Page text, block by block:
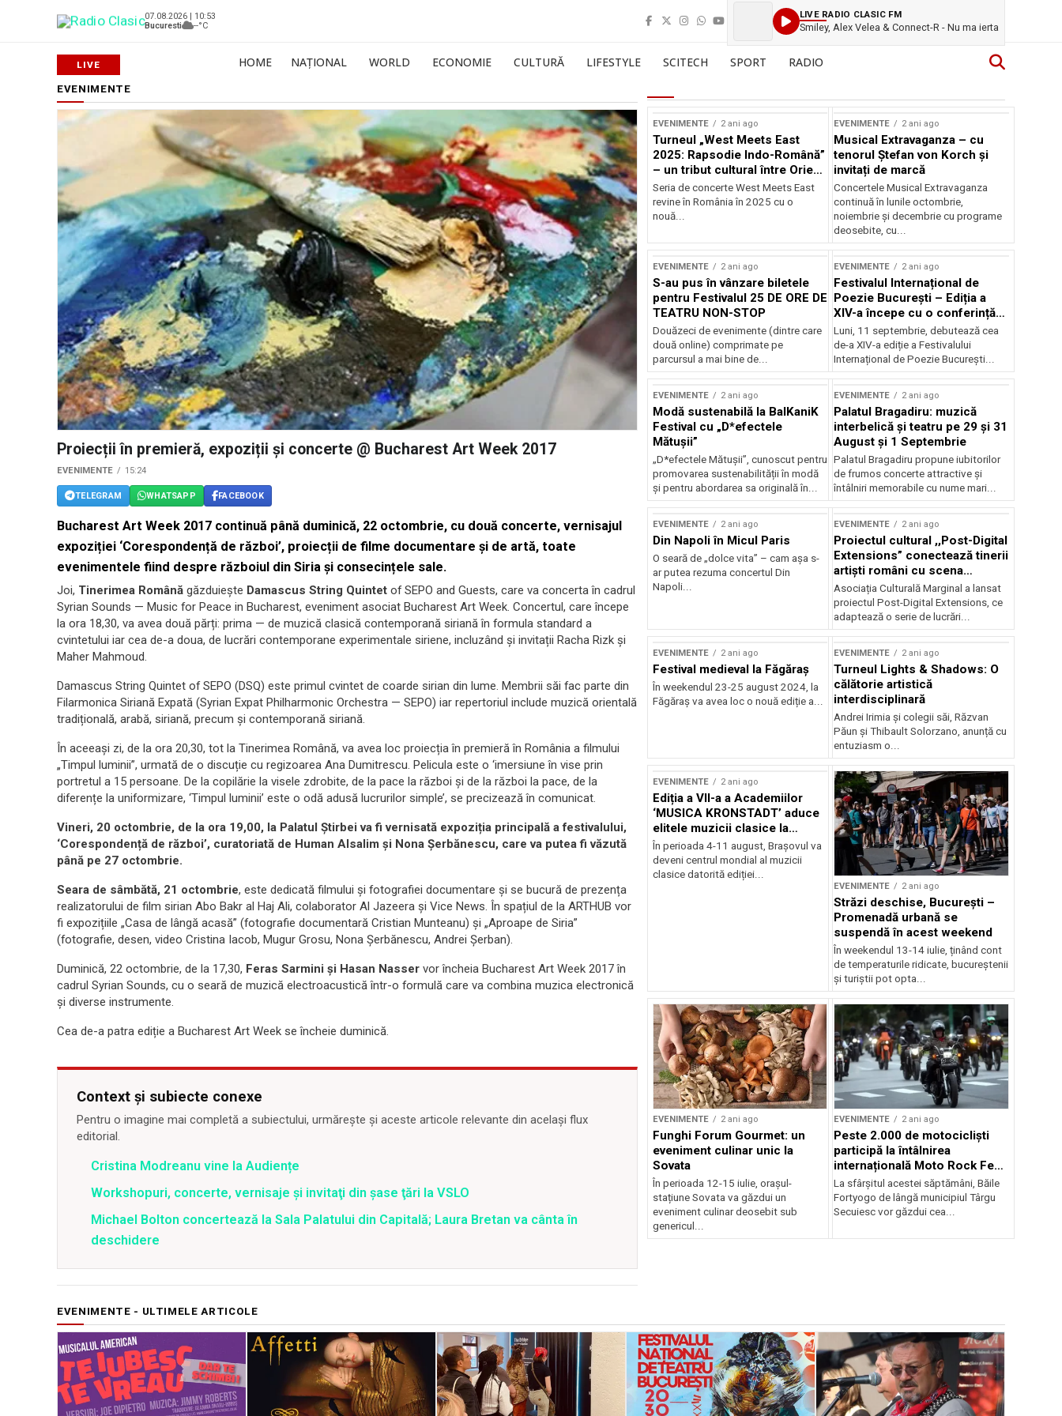
07.08.2026 | 10:53
Bucuresti
--°C
LIVE RADIO CLASIC FM
Smiley, Alex Velea & Connect-R - Nu ma ierta
HOME NAȚIONAL WORLD ECONOMIE CULTURĂ LIFESTYLE SCITECH SPORT RADIO
EVENIMENTE
Proiecții în premieră, expoziții și concerte @ Bucharest Art Week 2017
EVENIMENTE 15:24
TELEGRAM WHATSAPP FACEBOOK
Bucharest Art Week 2017 continuă până duminică, 22 octombrie, cu două concerte, vernisajul
expoziției ‘Corespondență de război’, proiecții de filme documentare și de artă, toate
evenimentele fiind despre războiul din Siria și consecințele sale.
Joi, Tinerimea Română găzduiește Damascus String Quintet of SEPO and Guests, care va concerta în cadrul
Syrian Sounds — Music for Peace in Bucharest, eveniment asociat Bucharest Art Week. Concertul, care începe
la ora 18,30, va avea două părți: prima — de muzică clasică contemporană siriană în formula standard a
cvintetului iar cea de-a doua, de lucrări contemporane experimentale siriene, incluzând și invitații Racha Rizk și
Maher Mahmoud.
Damascus String Quintet of SEPO (DSQ) este primul cvintet de coarde sirian din lume. Membrii săi fac parte din
Filarmonica Siriană Expată (Syrian Expat Philharmonic Orchestra — SEPO) iar repertoriul include muzică orientală
tradițională, arabă, siriană, precum și contemporană siriană.
În aceeași zi, de la ora 20,30, tot la Tinerimea Română, va avea loc proiecția în premieră în România a filmului
„Timpul luminii”, urmată de o discuție cu regizoarea Ana Dumitrescu. Pelicula este o ‘imersiune în vise prin
portretul a 15 persoane. De la copilărie la visele zdrobite, de la pace la război și de la război la pace, de la
diferențe la uniformizare, ‘Timpul luminii’ este o odă adusă lucrurilor simple’, se precizează în comunicat.
Vineri, 20 octombrie, de la ora 19,00, la Palatul Știrbei va fi vernisată expoziția principală a festivalului,
‘Corespondență de război’, curatoriată de Human Alsalim și Nona Șerbănescu, care va putea fi văzută
până pe 27 octombrie.
Seara de sâmbătă, 21 octombrie, este dedicată filmului și fotografiei documentare și se bucură de prezența
realizatorului de film sirian Abo Bakr al Haj Ali, colaborator Al Jazeera și Vice News. În spațiul de la ARTHUB vor
fi expozițiile „Casa de lângă acasă” (fotografie documentară Cristian Munteanu) și „Aproape de Siria”
(fotografie, desen, video Cristina Iacob, Mugur Grosu, Nona Șerbănescu, Andrei Șerban).
Duminică, 22 octombrie, de la 17,30, Feras Sarmini și Hasan Nasser vor încheia Bucharest Art Week 2017 în
cadrul Syrian Sounds, cu o seară de muzică electroacustică într-o formulă care va combina muzica electronică
și diverse instrumente.
Cea de-a patra ediție a Bucharest Art Week se încheie duminică.
Context și subiecte conexe
Pentru o imagine mai completă a subiectului, urmărește și aceste articole relevante din același flux
editorial.
Cristina Modreanu vine la Audiențe
Workshopuri, concerte, vernisaje şi invitaţi din şase ţări la VSLO
Michael Bolton concertează la Sala Palatului din Capitală; Laura Bretan va cânta în
deschidere
EVENIMENTE 2 ani ago
Turneul „West Meets East
2025: Rapsodie Indo-Română”
– un tribut cultural între Orient
și Occident
Seria de concerte West Meets East
revine în România în 2025 cu o
nouă...
EVENIMENTE 2 ani ago
Musical Extravaganza – cu
tenorul Ștefan von Korch și
invitați de marcă
Concertele Musical Extravaganza
continuă în lunile octombrie,
noiembrie şi decembrie cu programe
deosebite, cu...
EVENIMENTE 2 ani ago
S-au pus în vânzare biletele
pentru Festivalul 25 DE ORE DE
TEATRU NON-STOP
Douăzeci de evenimente (dintre care
două online) comprimate pe
parcursul a mai bine de...
EVENIMENTE 2 ani ago
Festivalul Internațional de
Poezie București – Ediția a
XIV-a începe cu o conferință
despre limba română
susținută de Marco Lucchesi
Luni, 11 septembrie, debutează cea
de-a XIV-a ediție a Festivalului
Internațional de Poezie București...
EVENIMENTE 2 ani ago
Modă sustenabilă la BalKaniK
Festival cu „D*efectele
Mătușii”
„D*efectele Mătușii”, cunoscut pentru
promovarea sustenabilității în modă
și pentru abordarea sa originală în...
EVENIMENTE 2 ani ago
Palatul Bragadiru: muzică
interbelică şi teatru pe 29 şi 31
August şi 1 Septembrie
Palatul Bragadiru propune iubitorilor
de frumos concerte attractive şi
întâlniri memorabile cu nume mari...
EVENIMENTE 2 ani ago
Din Napoli în Micul Paris
O seară de „dolce vita” – cam așa s-
ar putea rezuma concertul Din
Napoli...
EVENIMENTE 2 ani ago
Proiectul cultural ,,Post-Digital
Extensions” conectează tinerii
artiști români cu scena
internațională
Asociația Culturală Marginal a lansat
proiectul Post-Digital Extensions, ce
adaptează o serie de lucrări...
EVENIMENTE 2 ani ago
Festival medieval la Făgăraș
În weekendul 23-25 august 2024, la
Făgăraș va avea loc o nouă ediție a...
EVENIMENTE 2 ani ago
Turneul Lights & Shadows: O
călătorie artistică
interdisciplinară
Andrei Irimia și colegii săi, Răzvan
Păun și Thibault Solorzano, anunță cu
entuziasm o...
EVENIMENTE 2 ani ago
Ediția a VII-a a Academiilor
‘MUSICA KRONSTADT’ aduce
elitele muzicii clasice la
Brașov
În perioada 4-11 august, Brașovul va
deveni centrul mondial al muzicii
clasice datorită ediției...
EVENIMENTE 2 ani ago
Străzi deschise, București –
Promenadă urbană se
suspendă în acest weekend
În weekendul 13-14 iulie, ținând cont
de temperaturile ridicate, bucureștenii
și turiștii pot opta...
EVENIMENTE 2 ani ago
Funghi Forum Gourmet: un
eveniment culinar unic la
Sovata
În perioada 12-15 iulie, orașul-
stațiune Sovata va găzdui un
eveniment culinar deosebit sub
genericul...
EVENIMENTE 2 ani ago
Peste 2.000 de motocicliști
participă la întâlnirea
internațională Moto Rock Fest
la Băile Fortyogo
La sfârșitul acestei săptămâni, Băile
Fortyogo de lângă municipiul Târgu
Secuiesc vor găzdui cea...
EVENIMENTE - ULTIMELE ARTICOLE